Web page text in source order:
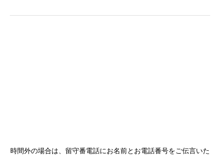
時間外の場合は、留守番電話にお名前とお電話番号をご伝言いた